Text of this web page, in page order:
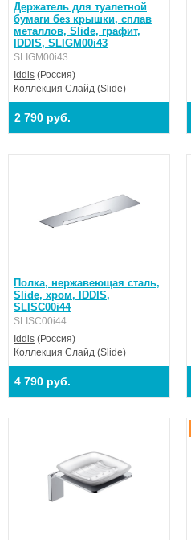
Держатель для туалетной
бумаги без крышки, сплав
металлов, Slide, графит,
IDDIS, SLIGM00i43
SLIGM00i43
Iddis (Россия)
Коллекция Слайд (Slide)
2 790 руб.
Полка, нержавеющая сталь,
Slide, хром, IDDIS,
SLISC00i44
SLISC00i44
Iddis (Россия)
Коллекция Слайд (Slide)
4 790 руб.